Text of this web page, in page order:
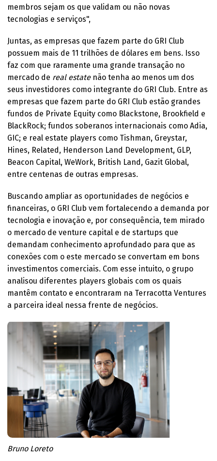
membros sejam os que validam ou não novas
tecnologias e serviços",
Juntas, as empresas que fazem parte do GRI Club
possuem mais de 11 trilhões de dólares em bens. Isso
faz com que raramente uma grande transação no
mercado de real estatenão tenha ao menos um dos
seus investidores como integrante do GRI Club. Entre as
empresas que fazem parte do GRI Club estão grandes
fundos de Private Equity como Blackstone, Brookfield e
BlackRock; fundos soberanos internacionais como Adia,
GIC; e real estate players como Tishman, Greystar,
Hines, Related, Henderson Land Development, GLP,
Beacon Capital, WeWork, British Land, Gazit Global,
entre centenas de outras empresas.
Buscando ampliar as oportunidades de negócios e
financeiras, o GRI Club vem fortalecendo a demanda por
tecnologia e inovação e, por consequência, tem mirado
o mercado de venture capital e de startups que
demandam conhecimento aprofundado para que as
conexões com o este mercado se convertam em bons
investimentos comerciais. Com esse intuito, o grupo
analisou diferentes players globais com os quais
mantêm contato e encontraram na Terracotta Ventures
a parceira ideal nessa frente de negócios.
Bruno Loreto